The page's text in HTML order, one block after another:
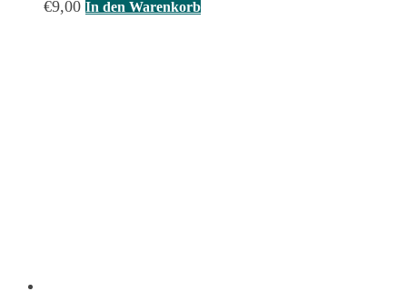
€9,00 In den Warenkorb